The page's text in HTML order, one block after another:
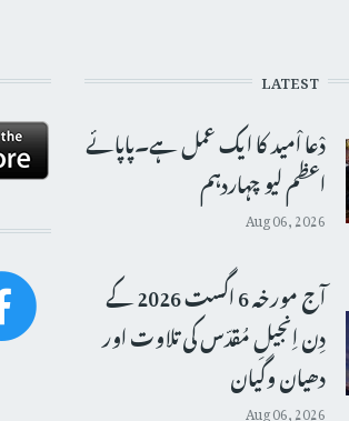
LATEST
دْعا اْمید کا ایک عمل ہے۔پاپائے
اعظم لیو چہاردہم
Aug 06, 2026
آج مورخہ 6 اگست 2026 کے
دِن اِنجیلِ مُقدّس کی تلاوت اور
دھیان وگیان
Aug 06, 2026